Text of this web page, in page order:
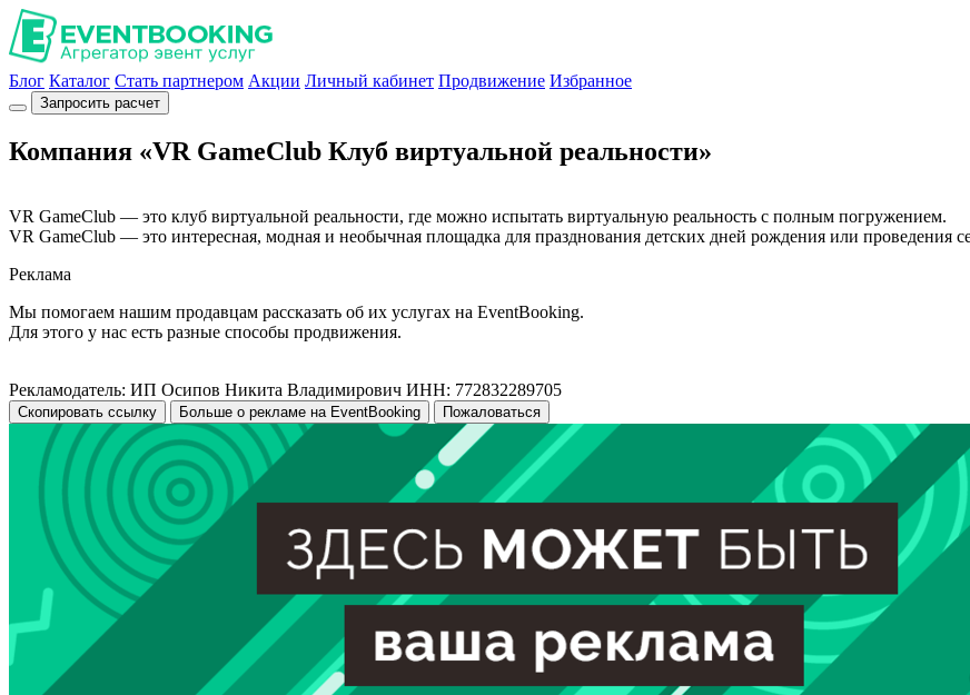
Блог Каталог Стать партнером Акции Личный кабинет Продвижение Избранное
Запросить расчет
Компания «VR GameClub Клуб виртуальной реальности»
VR GameClub — это клуб виртуальной реальности, где можно испытать виртуальную реальность с полным погружением.​​
VR GameClub — это интересная, модная и необычная площадка для празднования детских дней рождения или проведения
Реклама
Мы помогаем нашим продавцам рассказать об их услугах на EventBooking.
Для этого у нас есть разные способы продвижения.
Рекламодатель: ИП Осипов Никита Владимирович ИНН: 772832289705
Скопировать ссылку Больше о рекламе на EventBooking Пожаловаться